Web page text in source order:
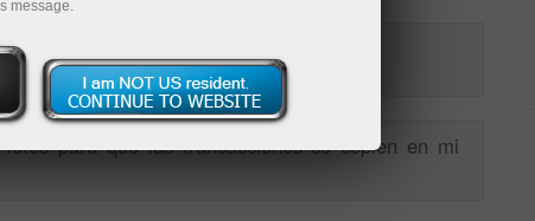
para que las transacciones se copien en mi
message.